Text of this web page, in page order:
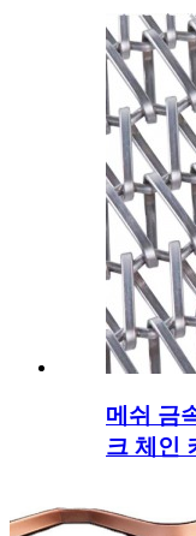
메쉬 금
크 체인